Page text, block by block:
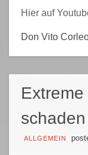
Hier auf
Don Vito
ALLGEMEIN